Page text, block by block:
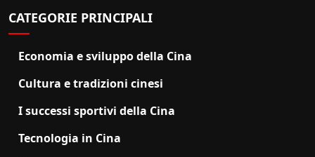
CATEGORIE PRINCIPALI
Economia e sviluppo della Cina
Cultura e tradizioni cinesi
I successi sportivi della Cina
Tecnologia in Cina